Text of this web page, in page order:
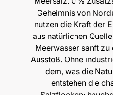
Geheimnis von
nutzen die Kraft der
aus natürlichen
Meerwasser sanft zu
Ausstoß. Ohne
dem, was die
entstehen die